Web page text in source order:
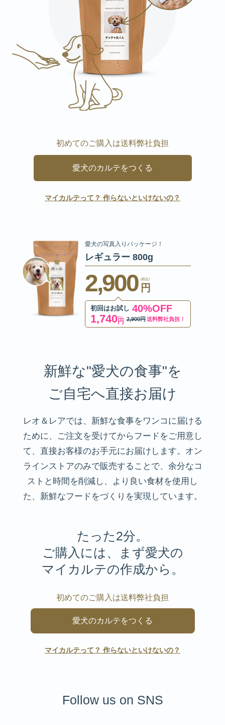
初めてのご購入は送料弊社負担
愛犬のカルテをつくる
マイカルテって？ 作らないといけないの？
愛犬の写真入りパッケージ！
レギュラー 800g
2,900 (税込)
円
初回はお試し 40%OFF
1,740 (税込)
円 2,900円送料弊社負担！
新鮮な"愛犬の食事"を
ご自宅へ直接お届け
レオ＆レアでは、新鮮な食事をワンコに届ける
ために、ご注文を受けてからフードをご用意し
て、直接お客様のお手元にお届けします。オン
ラインストアのみで販売することで、余分なコ
ストと時間を削減し、より良い食材を使用し
た、新鮮なフードをづくりを実現しています。
たった2分。
ご購入には、まず愛犬の
マイカルテの作成から。
初めてのご購入は送料弊社負担
愛犬のカルテをつくる
マイカルテって？ 作らないといけないの？
Follow us on SNS